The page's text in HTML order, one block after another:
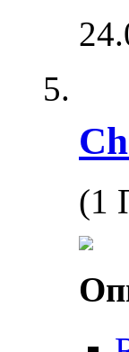
(1